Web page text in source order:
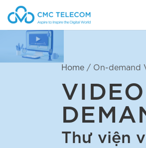
qua
nội
Home / On-demand
Thư viện